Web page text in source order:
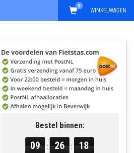
WINKELWAGEN
0
Bestel binnen:
09 : 26 : 17